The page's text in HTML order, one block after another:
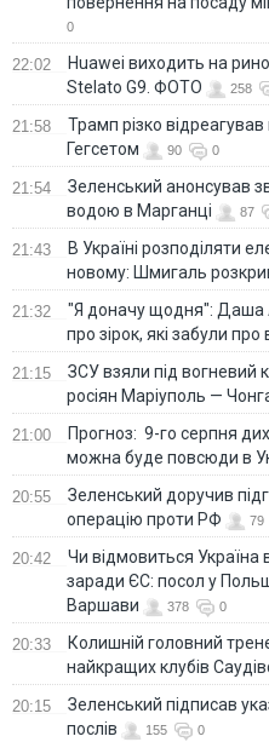
0
22:02
Huawei виходить на
Stelato G9. ФОТО
258
21:58
Трамп різко
Гегсетом
90 0
21:54
Зеленський анонсував
водою в Марганці
87
21:43
В Україні розподіляти
новому: Шмигаль
21:32
"Я доначу щодня": Даша
про зірок, які забули про
21:15
ЗСУ взяли під
росіян Маріуполь —
21:00
Прогноз: 9-го серпня
можна буде повсюди в
20:55
Зеленський доручив
операцію проти РФ
79
20:42
Чи відмовиться Україна
заради ЄС: посол у
Варшави
378 0
20:33
Колишній головний
найкращих клубів
20:15
Зеленський підписав
послів
155 0